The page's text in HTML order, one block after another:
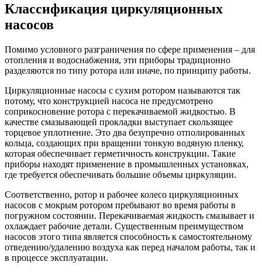
Классификация циркуляционных
насосов
Помимо условного разграничения по сфере применения – для
отопления и водоснабжения, эти приборы традиционно
разделяются по типу ротора или иначе, по принципу работы.
Циркуляционные насосы с сухим ротором называются так
потому, что конструкцией насоса не предусмотрено
соприкосновение ротора с перекачиваемой жидкостью. В
качестве смазывающей прокладки выступает скользящее
торцевое уплотнение. Это два безупречно отполированных
кольца, создающих при вращении тонкую водяную пленку,
которая обеспечивает герметичность конструкции. Такие
приборы находят применение в промышленных установках,
где требуется обеспечивать большие объемы циркуляции.
Соответственно, ротор и рабочее колесо циркуляционных
насосов с мокрым ротором пребывают во время работы в
погружном состоянии. Перекачиваемая жидкость смазывает и
охлаждает рабочие детали. Существенным преимуществом
насосов этого типа является способность к самостоятельному
отведению/удалению воздуха как перед началом работы, так и
в процессе эксплуатации.